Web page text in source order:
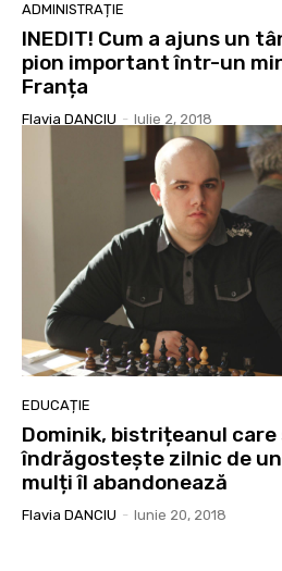
ADMINISTRAȚIE
INEDIT! Cum a ajuns un
pion important într-un
Franța
Flavia DANCIU - Iulie 2, 2018
EDUCAȚIE
Dominik, bistrițeanul care
îndrăgostește zilnic de
mulți îl abandonează
Flavia DANCIU - Iunie 20, 2018